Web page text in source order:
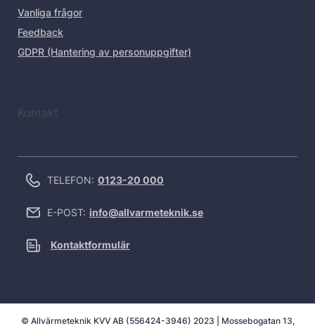
Vanliga frågor
Feedback
GDPR (Hantering av personuppgifter)
Kontakt
TELEFON: 0123-20 000
E-POST: info@allvarmeteknik.se
Kontaktformulär
© Allvärmeteknik KVV AB (556424-3946) 2023 | Mossebogatan 13,